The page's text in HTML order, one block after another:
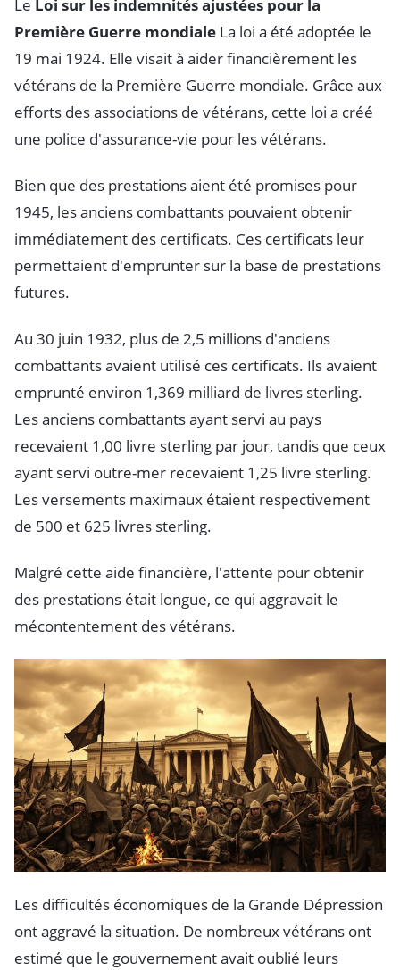
Le Loi sur les indemnités ajustées pour la
Première Guerre mondiale La loi a été adoptée le
19 mai 1924. Elle visait à aider financièrement les
vétérans de la Première Guerre mondiale. Grâce aux
efforts des associations de vétérans, cette loi a créé
une police d'assurance-vie pour les vétérans.
Bien que des prestations aient été promises pour
1945, les anciens combattants pouvaient obtenir
immédiatement des certificats. Ces certificats leur
permettaient d'emprunter sur la base de prestations
futures.
Au 30 juin 1932, plus de 2,5 millions d'anciens
combattants avaient utilisé ces certificats. Ils avaient
emprunté environ 1,369 milliard de livres sterling.
Les anciens combattants ayant servi au pays
recevaient 1,00 livre sterling par jour, tandis que ceux
ayant servi outre-mer recevaient 1,25 livre sterling.
Les versements maximaux étaient respectivement
de 500 et 625 livres sterling.
Malgré cette aide financière, l'attente pour obtenir
des prestations était longue, ce qui aggravait le
mécontentement des vétérans.
Les difficultés économiques de la Grande Dépression
ont aggravé la situation. De nombreux vétérans ont
estimé que le gouvernement avait oublié leurs